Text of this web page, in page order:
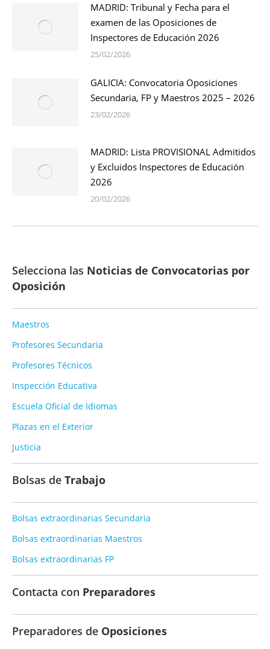
MADRID: Tribunal y Fecha para el
examen de las Oposiciones de
Inspectores de Educación 2026
25/02/2026
GALICIA: Convocatoria Oposiciones
Secundaria, FP y Maestros 2025 – 2026
23/02/2026
MADRID: Lista PROVISIONAL Admitidos
y Excluidos Inspectores de Educación
2026
20/02/2026
Selecciona las Noticias de Convocatorias por
Oposición
Maestros
Profesores Secundaria
Profesores Técnicos
Inspección Educativa
Escuela Oficial de Idiomas
Plazas en el Exterior
Justicia
Bolsas de Trabajo
Bolsas extraordinarias Secundaria
Bolsas extraordinarias Maestros
Bolsas extraordinarias FP
Contacta con Preparadores
Preparadores de Oposiciones